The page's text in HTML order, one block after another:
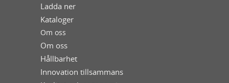
Ladda ner
Kataloger
Om oss
Om oss
Hållbarhet
Innovation tillsammans